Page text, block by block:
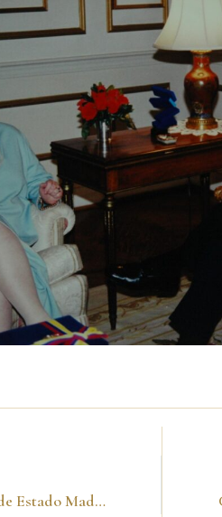
Con la Secretaria de Estado Madeleine Albright. Washington